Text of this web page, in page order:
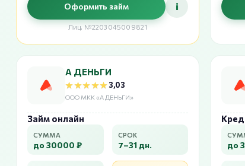
Оформить займ i
Лиц. №2203045009821
А ДЕНЬГИ
★★★★★
★★★★★3,03
ООО МКК «А ДЕНЬГИ»
Займ онлайн
СУММА
до 30000 ₽
СРОК
7–31 дн. до